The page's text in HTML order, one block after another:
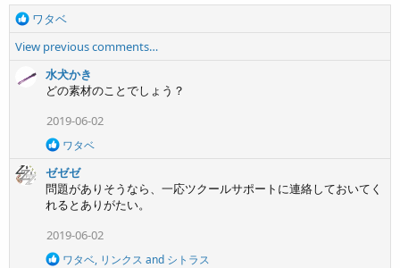
R
a
c
t
:
ワタベ
View previous comments…
水犬かき
どの素材のことでしょう？
2019-06-02
R
a
c
t
i
o
n
s
ワタベ
ゼゼゼ
問題がありそうなら、一応ツクールサポートに連絡しておいてく
れるとありがたい。
2019-06-02
R
ワタベ, リンクス and シトラス